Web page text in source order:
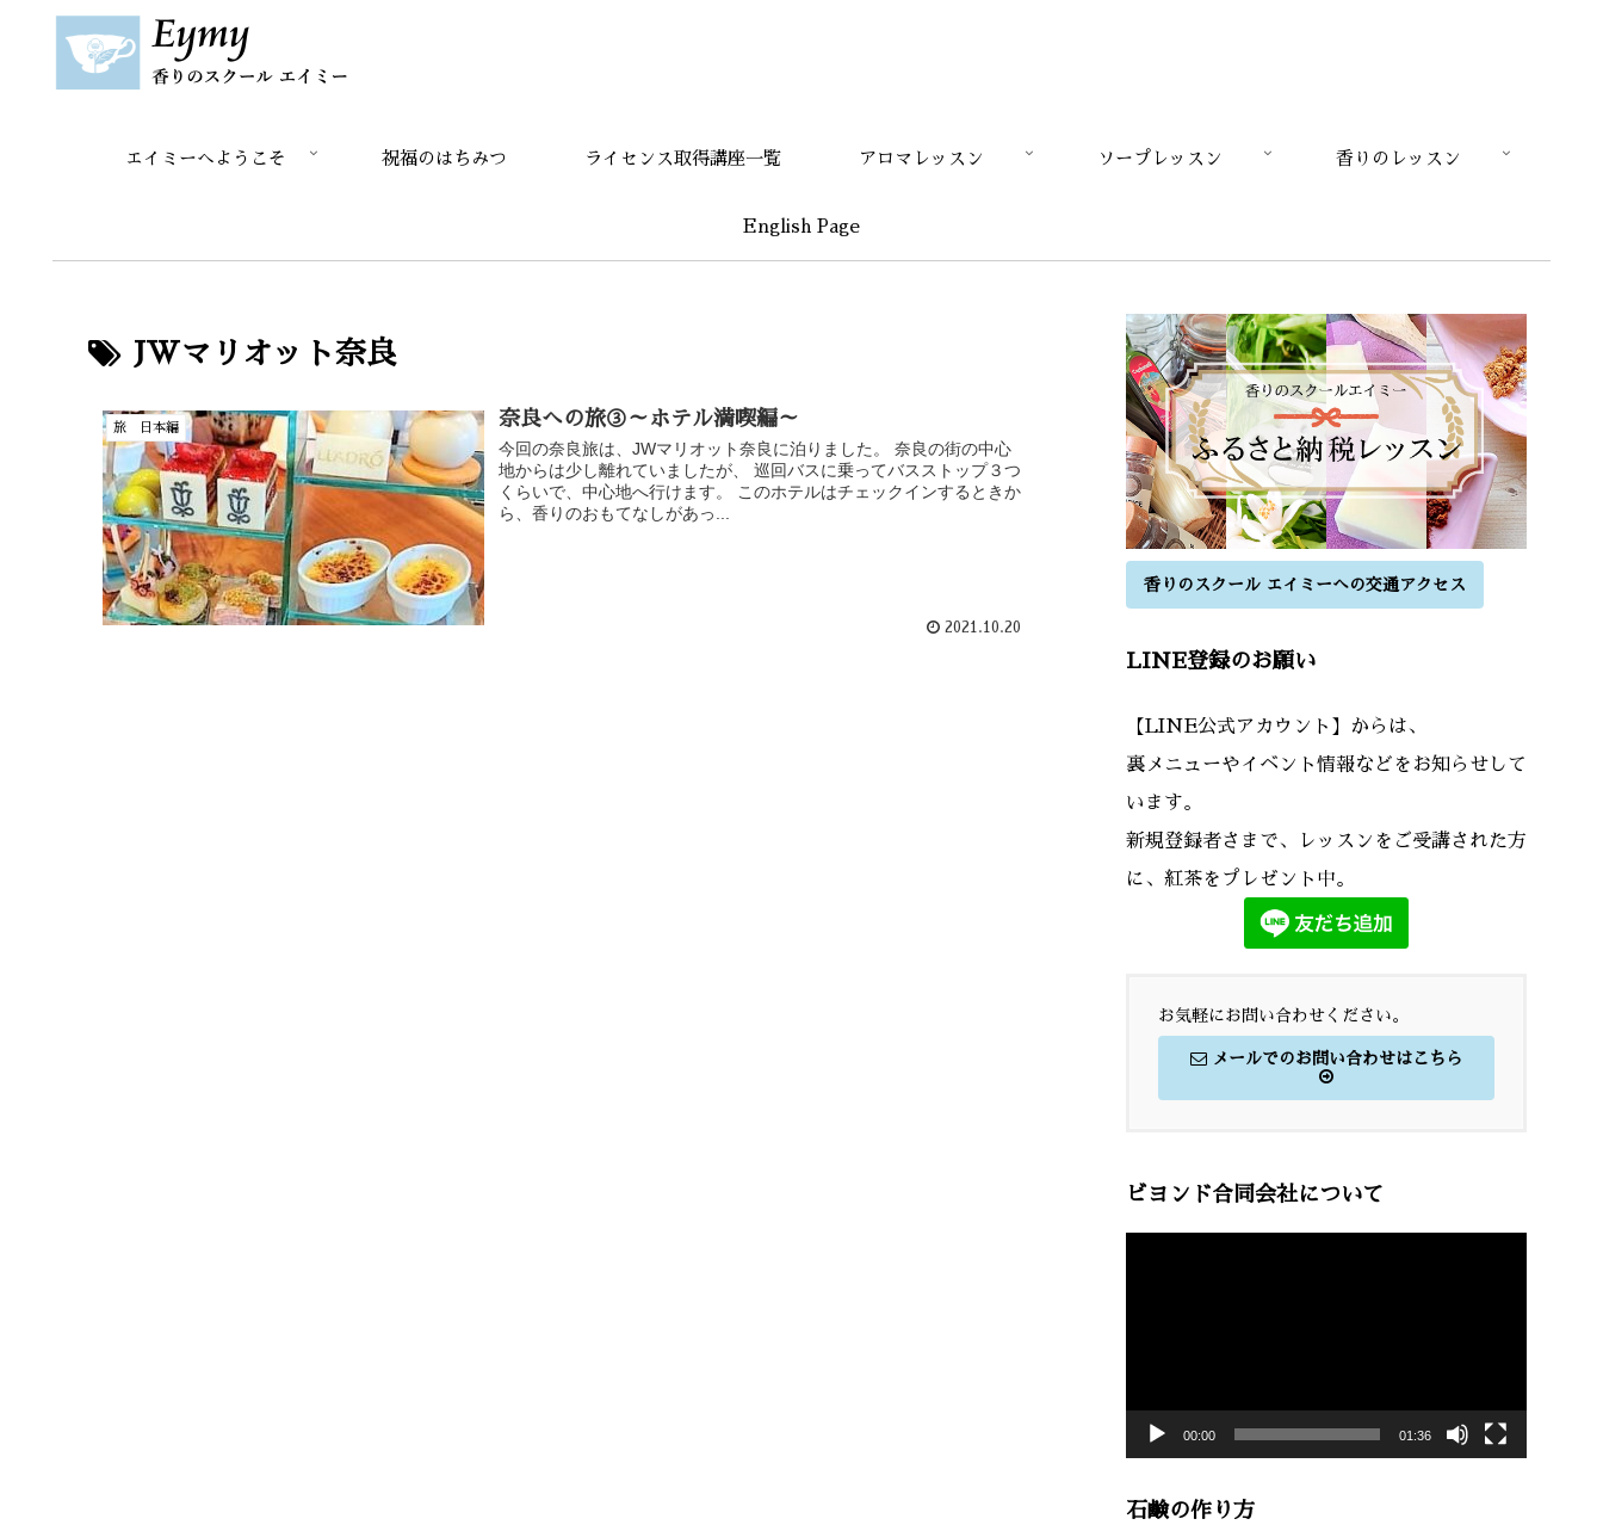
エイミーへようこそ 祝福のはちみつ ライセンス取得講座一覧 アロマレッスン ソープレッスン 香りのレッスン
English Page
JWマリオット奈良
旅 日本編 奈良への旅③～ホテル満喫編～
今回の奈良旅は、JWマリオット奈良に泊りました。 奈良の街の中心
地からは少し離れていましたが、 巡回バスに乗ってバスストップ３つ
くらいで、中心地へ行けます。 このホテルはチェックインするときか
ら、香りのおもてなしがあっ...
2021.10.20
香りのスクール エイミーへの交通アクセス
LINE登録のお願い
【LINE公式アカウント】からは、
裏メニューやイベント情報などをお知らせして
います。
新規登録者さまで、レッスンをご受講された方
に、紅茶をプレゼント中。
お気軽にお問い合わせください。
メールでのお問い合わせはこちら
ビヨンド合同会社について
00:00 01:36
石鹸の作り方